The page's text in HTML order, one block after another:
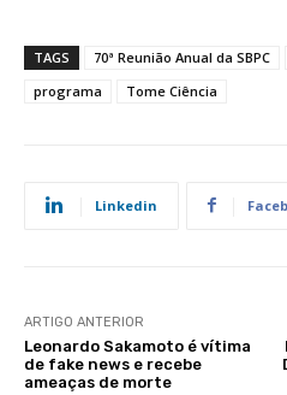
TAGS 70ª Reunião Anual da SBPC
programa
Tome Ciência
Linkedin
ARTIGO ANTERIOR
Leonardo Sakamoto é vítima
de fake news e recebe
ameaças de morte